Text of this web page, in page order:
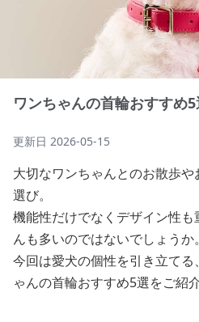
ワンちゃんの首輪おすすめ
更新日 2026-05-15
大切なワンちゃんとのお散歩
選び。
機能性だけでなくデザイン性
んも多いのではないでしょうか。
今回は愛犬の個性を引き立て
ゃんの首輪おすすめ5選をご紹介